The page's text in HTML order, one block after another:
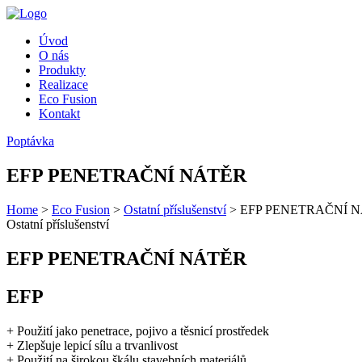
Úvod
O nás
Produkty
Realizace
Eco Fusion
Kontakt
Poptávka
EFP PENETRAČNÍ NÁTĚR
Home > Eco Fusion > Ostatní příslušenství> EFP PENETRAČNÍ
Ostatní příslušenství
EFP PENETRAČNÍ NÁTĚR
EFP
+ Použití jako penetrace, pojivo a těsnicí prostředek
+ Zlepšuje lepicí sílu a trvanlivost